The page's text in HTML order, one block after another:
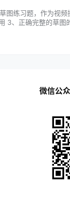
图练习题，作为视
3、正确完整的草图
微信公